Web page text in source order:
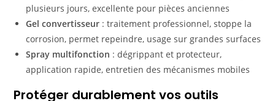
plusieurs jours, excellente pour pièces anciennes
Gel convertisseur : traitement professionnel, stoppe la
corrosion, permet repeindre, usage sur grandes surfaces
Spray multifonction : dégrippant et protecteur,
application rapide, entretien des mécanismes mobiles
Protéger durablement vos outils